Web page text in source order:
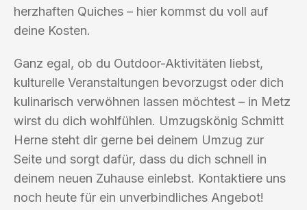
herzhaften Quiches – hier kommst du voll auf
deine Kosten.
Ganz egal, ob du Outdoor-Aktivitäten liebst,
kulturelle Veranstaltungen bevorzugst oder dich
kulinarisch verwöhnen lassen möchtest – in Metz
wirst du dich wohlfühlen. Umzugskönig Schmitt
Herne steht dir gerne bei deinem Umzug zur
Seite und sorgt dafür, dass du dich schnell in
deinem neuen Zuhause einlebst. Kontaktiere uns
noch heute für ein unverbindliches Angebot!